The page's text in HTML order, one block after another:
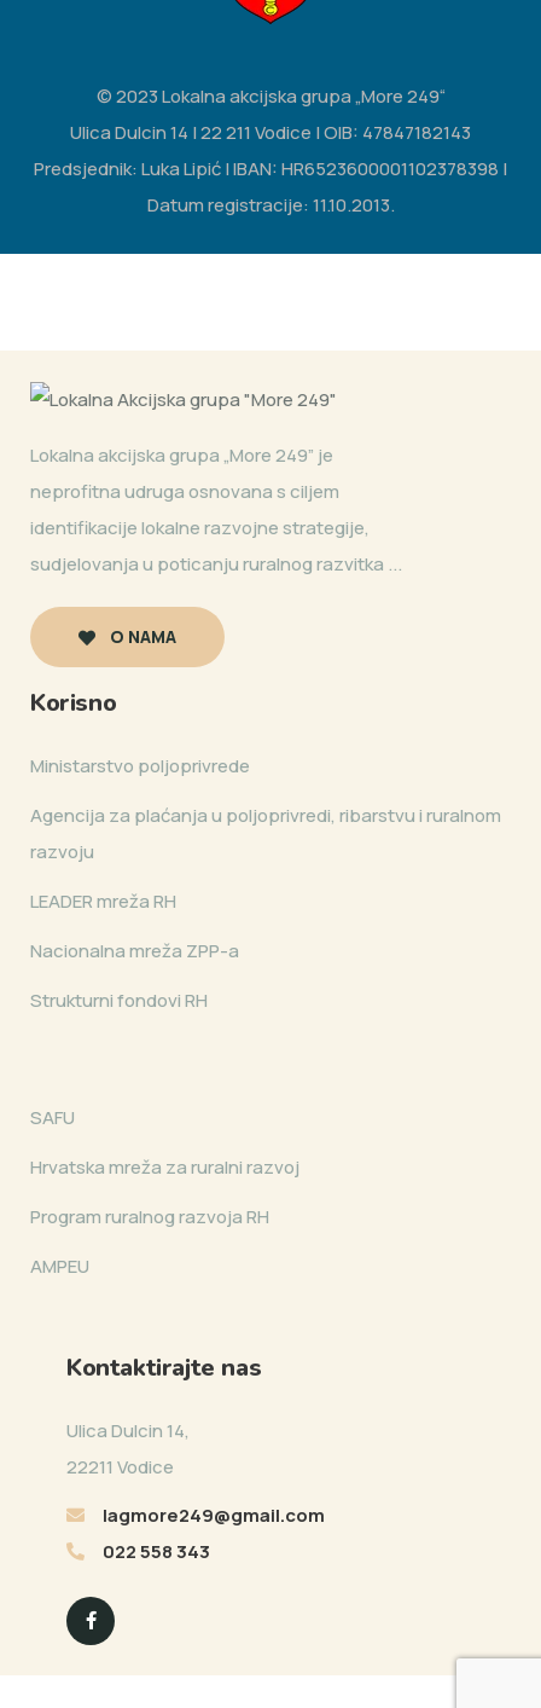
© 2023 Lokalna akcijska grupa „More 249“
Ulica Dulcin 14 | 22 211 Vodice | OIB: 47847182143
Predsjednik: Luka Lipić | IBAN: HR6523600001102378398 |
Datum registracije: 11.10.2013.
Lokalna akcijska grupa „More 249” je
neprofitna udruga osnovana s ciljem
identifikacije lokalne razvojne strategije,
sudjelovanja u poticanju ruralnog razvitka ...
O NAMA
Korisno
Ministarstvo poljoprivrede
Agencija za plaćanja u poljoprivredi, ribarstvu i ruralnom
razvoju
LEADER mreža RH
Nacionalna mreža ZPP-a
Strukturni fondovi RH
SAFU
Hrvatska mreža za ruralni razvoj
Program ruralnog razvoja RH
AMPEU
Kontaktirajte nas
Ulica Dulcin 14,
22211 Vodice
lagmore249@gmail.com
022 558 343